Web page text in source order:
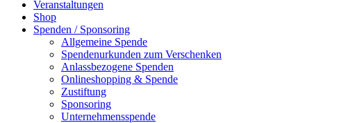
Veranstaltungen
Shop
Spenden / Sponsoring
Allgemeine Spende
Spendenurkunden zum Verschenken
Anlassbezogene Spenden
Onlineshopping & Spende
Zustiftung
Sponsoring
Unternehmensspende